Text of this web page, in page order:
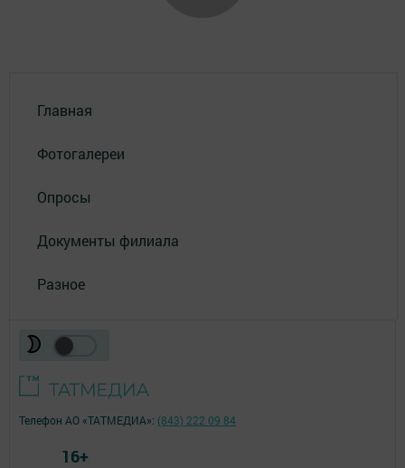
Главная
Фотогалереи
Опросы
Документы филиала
Разное
Телефон АО «ТАТМЕДИА»: (843) 222 09 84
16+